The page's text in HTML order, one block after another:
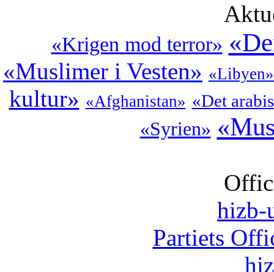
«Krigen mod terror»
«Muslimer i Vesten» «Libyen»
kultur» «Afghanistan» «Det
«Syrien»
hizb-
Partiets